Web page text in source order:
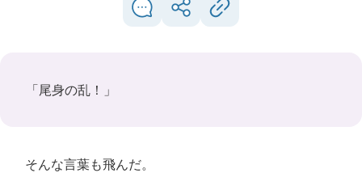
「尾身の乱！」
そんな言葉も飛んだ。